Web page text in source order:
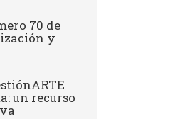
70 de
y
un recurso